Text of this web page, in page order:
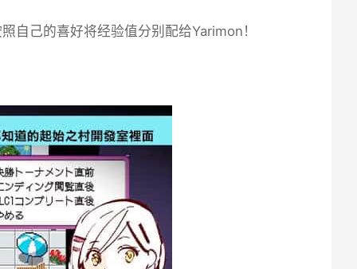
自己的喜好将经验值分别配给Yarimon！